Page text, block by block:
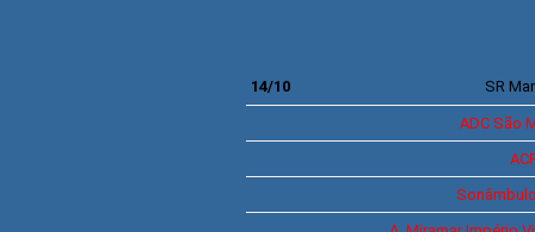
14/10 SR
ADC São